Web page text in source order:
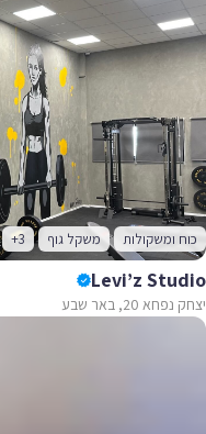
כוח ומשקולות משקל גוף +3
Levi’z Studio
יצחק נפחא 20, באר שבע